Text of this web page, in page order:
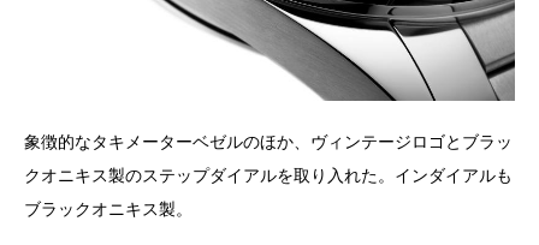
象徴的なタキメーターベゼルのほか、ヴィンテージロゴとブラッ
クオニキス製のステップダイアルを取り入れた。インダイアルも
ブラックオニキス製。